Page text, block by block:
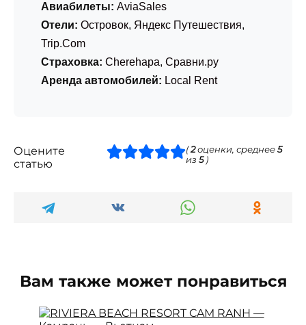
Авиабилеты: AviaSales
Отели: Островок, Яндекс Путешествия,
Trip.Com
Страховка: Cherehapa, Сравни.ру
Аренда автомобилей: Local Rent
Оцените
статью
(2оценки, среднее5
из5)
Вам также может понравиться